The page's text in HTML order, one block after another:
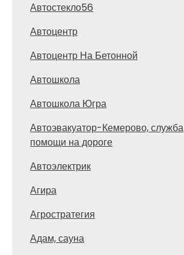
Автостекло56
Автоцентр
Автоцентр На Бетонной
Автошкола
Автошкола Югра
Автоэвакуатор-Кемерово, служба
помощи на дороге
Автоэлектрик
Агира
Агростратегия
Адам, сауна